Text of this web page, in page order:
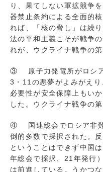
り、果てしない軍拡競争
器禁止条約による全面的
れば、「核の脅し」は繰
法の平和主義こそが戦争
れが、ウクライナ戦争の
③ 原子力発電所がロシア
3・11の悪夢がよみがえ
必要性が安全保障上もい
した。ウクライナ戦争の
④ 国連総会でロシア非難
倒的多数で採択された。
ということはできず中国
年総会で採択、21年発行
は前進している。うかつ